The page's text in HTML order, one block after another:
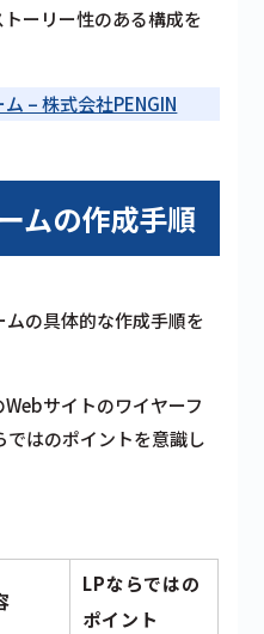
ーリー性のある構成を
– 株式会社PENGIN
ムの作成手順
ムの具体的な作成手順を
サイトのワイヤーフ
ではのポイントを意識し
LPならではの
ポイント